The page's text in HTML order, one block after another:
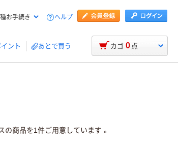
お手続き ヘルプ
ント あとで買う カゴ 0 点
商品を1件ご用意しています 。